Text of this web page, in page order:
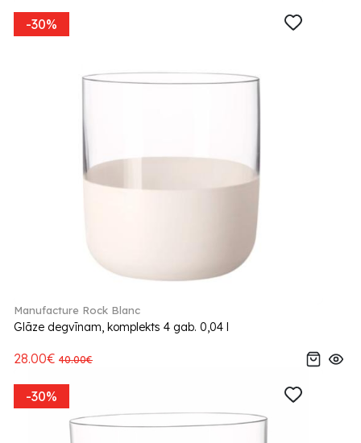
-30%
Manufacture Rock Blanc
Glāze degvīnam, komplekts 4 gab. 0,04 l
28.00€ 40.00€
-30%